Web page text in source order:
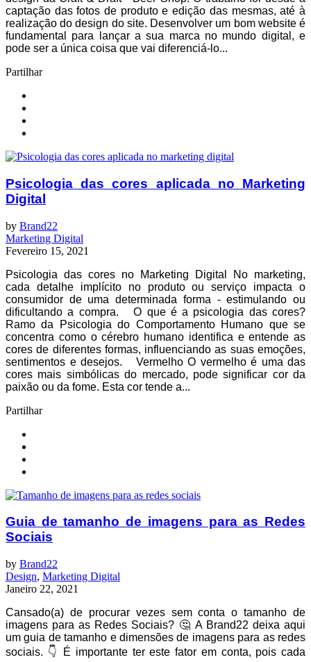
captação das fotos de produto e edição das mesmas, até à
realização do design do site. Desenvolver um bom website é
fundamental para lançar a sua marca no mundo digital, e
pode ser a única coisa que vai diferenciá-lo...
Partilhar
Psicologia das cores aplicada no Marketing
Digital
by Brand22
Marketing Digital
Fevereiro 15, 2021
Psicologia das cores no Marketing Digital No marketing,
cada detalhe implícito no produto ou serviço impacta o
consumidor de uma determinada forma - estimulando ou
dificultando a compra. O que é a psicologia das cores?
Ramo da Psicologia do Comportamento Humano que se
concentra como o cérebro humano identifica e entende as
cores de diferentes formas, influenciando as suas emoções,
sentimentos e desejos. Vermelho O vermelho é uma das
cores mais simbólicas do mercado, pode significar cor da
paixão ou da fome. Esta cor tende a...
Partilhar
Guia de tamanho de imagens para as Redes
Sociais
by Brand22
Design, Marketing Digital
Janeiro 22, 2021
Cansado(a) de procurar vezes sem conta o tamanho de
imagens para as Redes Sociais? 🤔 A Brand22 deixa aqui
um guia de tamanho e dimensões de imagens para as redes
sociais. 👇 É importante ter este fator em conta, pois cada